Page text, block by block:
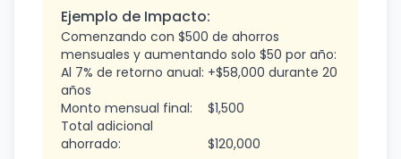
Ejemplo de Impacto:
Comenzando con $500 de ahorros
mensuales y aumentando solo $50 por año:
Al 7% de retorno anual: +$58,000 durante 20
años
Monto mensual final:
$1,500
Total adicional
ahorrado:
$120,000